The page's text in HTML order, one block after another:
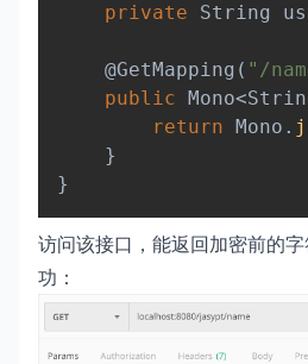
private
String
@GetMapping ( "/
public Mono<
return Mono .
}
}
访问该接口，能返回加密前的
功：